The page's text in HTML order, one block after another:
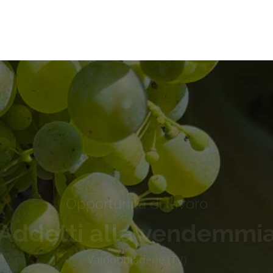
Opportunità di lavoro
alla
Valdobbiadene (TV)
Scopri di più